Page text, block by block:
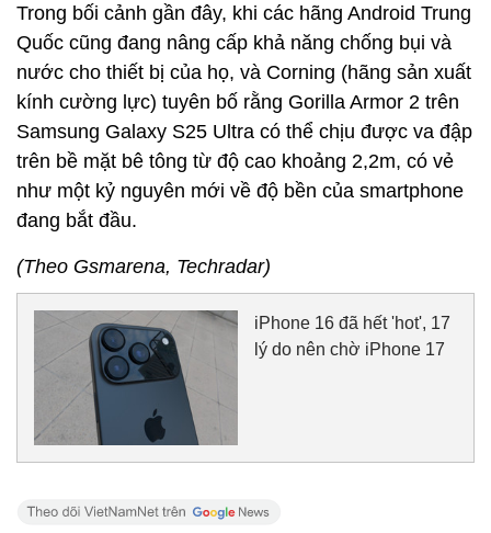
Trong bối cảnh gần đây, khi các hãng Android Trung
Quốc cũng đang nâng cấp khả năng chống bụi và
nước cho thiết bị của họ, và Corning (hãng sản xuất
kính cường lực) tuyên bố rằng Gorilla Armor 2 trên
Samsung Galaxy S25 Ultra có thể chịu được va đập
trên bề mặt bê tông từ độ cao khoảng 2,2m, có vẻ
như một kỷ nguyên mới về độ bền của smartphone
đang bắt đầu.
(Theo Gsmarena, Techradar)
iPhone 16 đã hết 'hot', 17
lý do nên chờ iPhone 17